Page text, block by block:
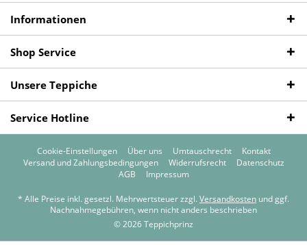
Informationen
Shop Service
Unsere Teppiche
Service Hotline
Cookie-Einstellungen Über uns Umtauschrecht
Kontakt
Versand und Zahlungsbedingungen
Widerrufsrecht
Datenschutz
AGB
Impressum
* Alle Preise inkl. gesetzl. Mehrwertsteuer zzgl. Versandkosten und ggf.
Nachnahmegebühren, wenn nicht anders beschrieben
© 2026 Teppichprinz